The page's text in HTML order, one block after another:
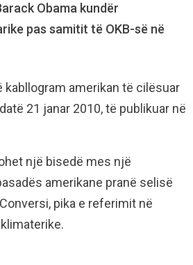
Obama kundër
pas samitit të OKB-së në
kabllogram amerikan të cilësuar
21 janar 2010, të publikuar në
një bisedë mes një
amerikane pranë selisë
pika e referimit në